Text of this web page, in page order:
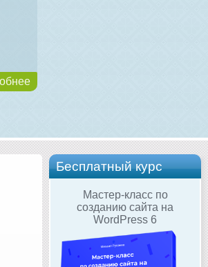
Бесплатный курс
Мастер-класс по
созданию сайта на
WordPress 6